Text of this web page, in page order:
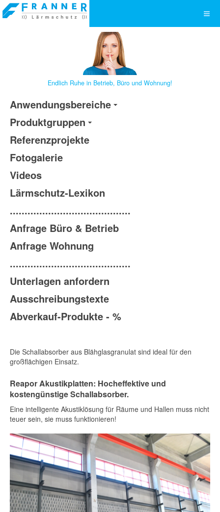
Endlich Ruhe in Betrieb, Büro und Wohnung!
Anwendungsbereiche
Produktgruppen
Referenzprojekte
Fotogalerie
Videos
Lärmschutz-Lexikon
.........................................
Anfrage Büro & Betrieb
Anfrage Wohnung
.........................................
Unterlagen anfordern
Ausschreibungstexte
Abverkauf-Produkte - %
Die Schallabsorber aus Blähglasgranulat sind ideal für den
großflächigen Einsatz.
Reapor Akustikplatten: Hocheffektive und
kostengünstige Schallabsorber.
Eine intelligente Akustiklösung für Räume und Hallen muss nicht
teuer sein, sie muss funktionieren!